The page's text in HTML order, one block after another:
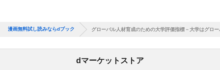
漫画無料試し読みならdブック グローバル人材育成のための大学評価指標－大学はグロ
dマーケットストア